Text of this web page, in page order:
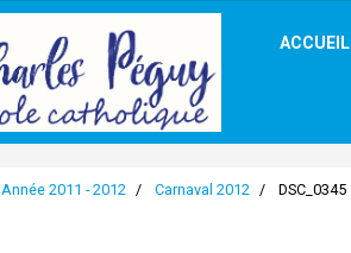
ACCUEIL
Année 2011 - 2012 Carnaval 2012 DSC_0345